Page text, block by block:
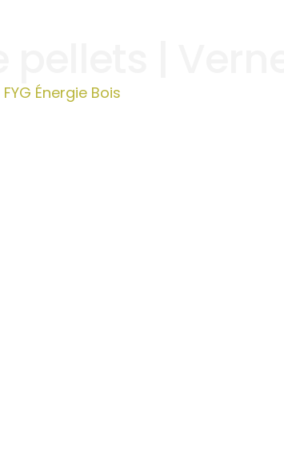
FYG Énergie Bois